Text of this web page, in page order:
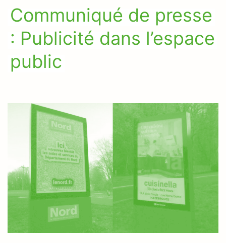
Communiqué de presse
: Publicité dans l’espace
public